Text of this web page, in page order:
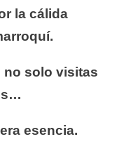
la cálida
no solo visitas
esencia.